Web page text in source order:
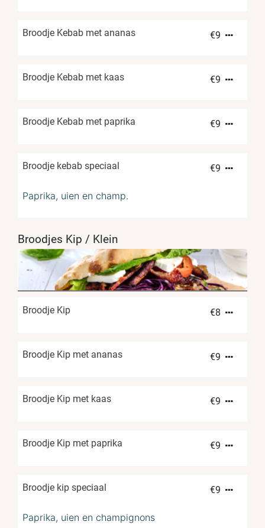
Broodje Kebab met ananas €9
Broodje Kebab met kaas €9
Broodje Kebab met paprika €9
Broodje kebab speciaal €9
Paprika, uien en champ.
Broodjes Kip / Klein
Broodje Kip €8
Broodje Kip met ananas €9
Broodje Kip met kaas €9
Broodje Kip met paprika €9
Broodje kip speciaal €9
Paprika, uien en champignons